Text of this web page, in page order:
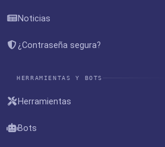
Noticias
¿Contraseña segura?
HERRAMIENTAS Y BOTS
Herramientas
Bots